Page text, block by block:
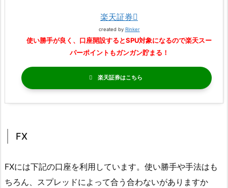
楽天証券
created by Rinker
使い勝手が良く、口座開設するとSPU対象になるので楽天スー
パーポイントもガンガン貯まる！
楽天証券
FX
FXには下記の口座を利用しています。使い勝手や手法はも
ちろん、スプレッドによって合う合わないがありますか